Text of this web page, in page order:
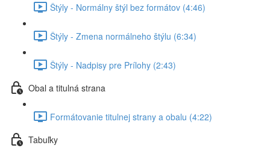
Štýly - Normálny štýl bez formátov (4:46)
Štýly - Zmena normálneho štýlu (6:34)
Štýly - Nadpisy pre Prílohy (2:43)
Obal a titulná strana
Formátovanie titulnej strany a obalu (4:22)
Tabuľky